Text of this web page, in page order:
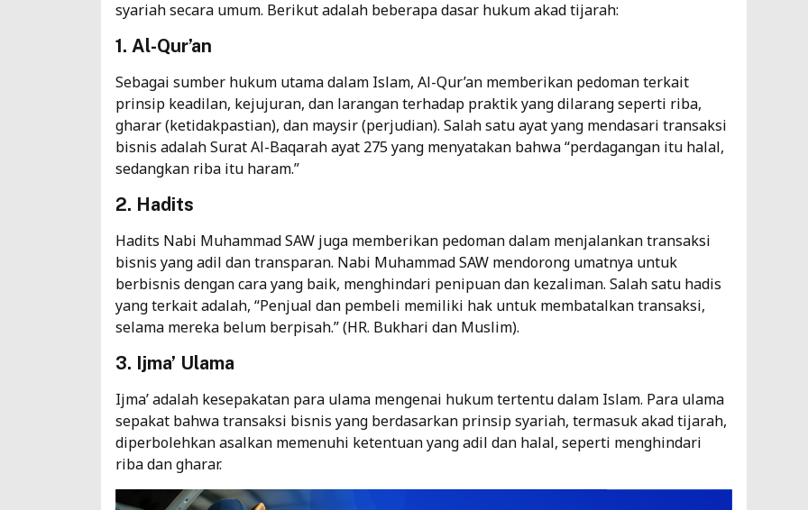
syariah secara umum. Berikut adalah beberapa dasar hukum akad tijarah:
1. Al-Qur’an
Sebagai sumber hukum utama dalam Islam, Al-Qur’an memberikan pedoman terkait
prinsip keadilan, kejujuran, dan larangan terhadap praktik yang dilarang seperti riba,
gharar (ketidakpastian), dan maysir (perjudian). Salah satu ayat yang mendasari transaksi
bisnis adalah Surat Al-Baqarah ayat 275 yang menyatakan bahwa “perdagangan itu halal,
sedangkan riba itu haram.”
2. Hadits
Hadits Nabi Muhammad SAW juga memberikan pedoman dalam menjalankan transaksi
bisnis yang adil dan transparan. Nabi Muhammad SAW mendorong umatnya untuk
berbisnis dengan cara yang baik, menghindari penipuan dan kezaliman. Salah satu hadis
yang terkait adalah, “Penjual dan pembeli memiliki hak untuk membatalkan transaksi,
selama mereka belum berpisah.” (HR. Bukhari dan Muslim).
3. Ijma’ Ulama
Ijma’ adalah kesepakatan para ulama mengenai hukum tertentu dalam Islam. Para ulama
sepakat bahwa transaksi bisnis yang berdasarkan prinsip syariah, termasuk akad tijarah,
diperbolehkan asalkan memenuhi ketentuan yang adil dan halal, seperti menghindari
riba dan gharar.